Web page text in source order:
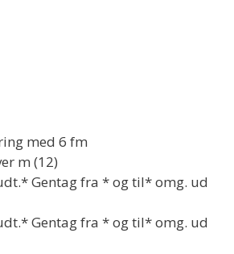
med 6 fm
m (12)
Gentag fra * og til* omg. ud
Gentag fra * og til* omg. ud